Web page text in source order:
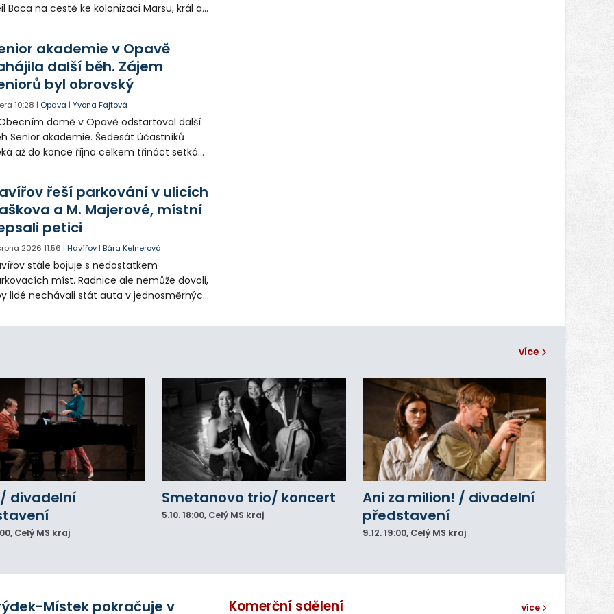
Baca na cestě ke kolonizaci Marsu, král a
a místostarosta David Kula.
akademie v Opavě
další běh. Zájem
byl obrovský
10:28 | Opava |Yvona Fajtová
domě v Opavě odstartoval další
Senior akademie. Šedesát účastníků
až do konce října celkem třináct setkání
certifikáty o absolvování studia a
dárky.
řeší parkování v ulicích
a M. Majerové, místní
petici
2026 11:56 |Havířov |Bára Kelnerová
stále bojuje s nedostatkem
míst. Radnice ale nemůže dovoli,
lidé nechávali stát auta v jednosměrných
se teď řeší v jednom vnitrobloku, kde
více
divadelní
, Celý MS kraj
Smetanovo trio/ koncert
5.10.18:00, Celý MS kraj
Ani za milion! / divadelní
představení
9.12. 19:00, Celý MS kraj
Místek pokračuje v Komerční sdělení více